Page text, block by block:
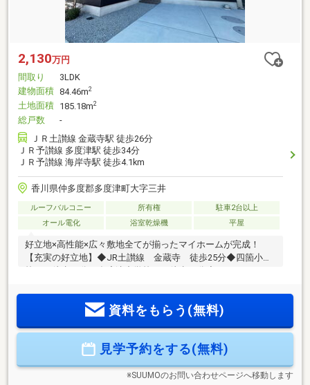
2,130万円
間取り
3LDK
建物面積 84.46m2
土地面積 185.18m2
総戸数
-
ＪＲ土讃線 金蔵寺駅 徒歩26分
ＪＲ予讃線 多度津駅 徒歩34分
ＪＲ予讃線 海岸寺駅 徒歩4.1km
香川県仲多度郡多度津町大字三井
ルーフバルコニー 所有権
駐車2台以上
オール電化
浴室乾燥機 平屋
好立地×高性能×広々敷地全てが揃ったマイホームが完成！
【充実の好立地】◆JR土讃線 金蔵寺 徒歩25分◆四箇小学
マイホーム】◆土地・建物・外構コミコミ価格◆省エネ適合
住宅！ロ―ン減税取得可！◆平家３LDK◆車3台以上駐車可！
パントリー・シューズインクローゼット完備で収納充実◆全
部屋収納有本日ご案内可能です♪
資料をもらう(無料)
見学予約をする(無料)
※SUUMOのお問い合わせページへ移動します